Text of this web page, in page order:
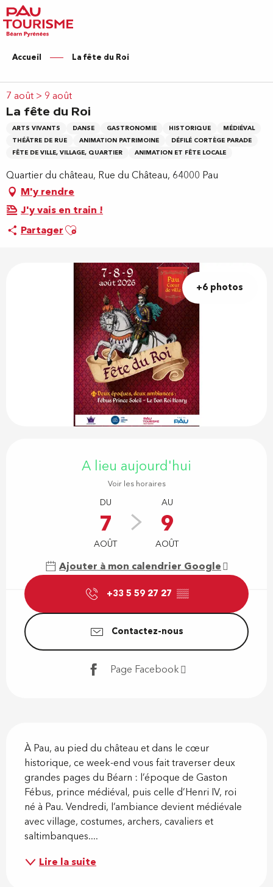
Aller
au
contenu
principal
Accueil La fête du Roi
7 août > 9 août
La fête du Roi
ARTS VIVANTS DANSE GASTRONOMIE HISTORIQUE
MÉDIÉVAL
THÉÂTRE DE RUE
ANIMATION PATRIMOINE
DÉFILÉ CORTÈGE PARADE
FÊTE DE VILLE, VILLAGE, QUARTIER
ANIMATION ET FÊTE LOCALE
Quartier du château, Rue du Château, 64000 Pau
M'y rendre
J'y vais en train !
PartagerAjouter aux favoris
+6 photos
A lieu aujourd'hui
Voir les horaires
DU
7
AOÛT
AU
9
AOÛT
Ajouter à mon calendrier Google
+33 5 59 27 27 ▒▒
Contactez-nous
Page Facebook
À Pau, au pied du château et dans le cœur
historique, ce week-end vous fait traverser deux
grandes pages du Béarn : l’époque de Gaston
Fébus, prince médiéval, puis celle d’Henri IV, roi
né à Pau. Vendredi, l’ambiance devient médiévale
avec village, costumes, archers, cavaliers et
saltimbanques....
Lire la suite